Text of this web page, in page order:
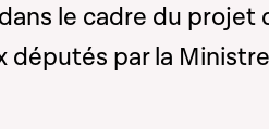
le cadre du projet
députés par la